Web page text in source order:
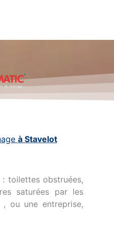
à Stavelot
: toilettes obstruées,
saturées par les
ou une entreprise,